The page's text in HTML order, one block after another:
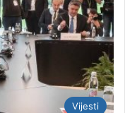
Vijesti